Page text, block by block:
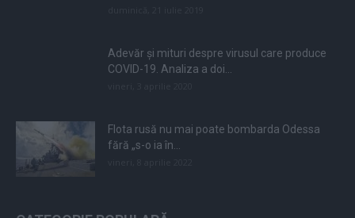
Adevăr și mituri despre virusul care produce
COVID-19. Analiza a doi...
Flota rusă nu mai poate bombarda Odessa
fără „s-o ia în...